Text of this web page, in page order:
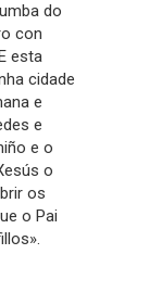
do
con
esta
cidade
e
e
e o
o
os
o Pai